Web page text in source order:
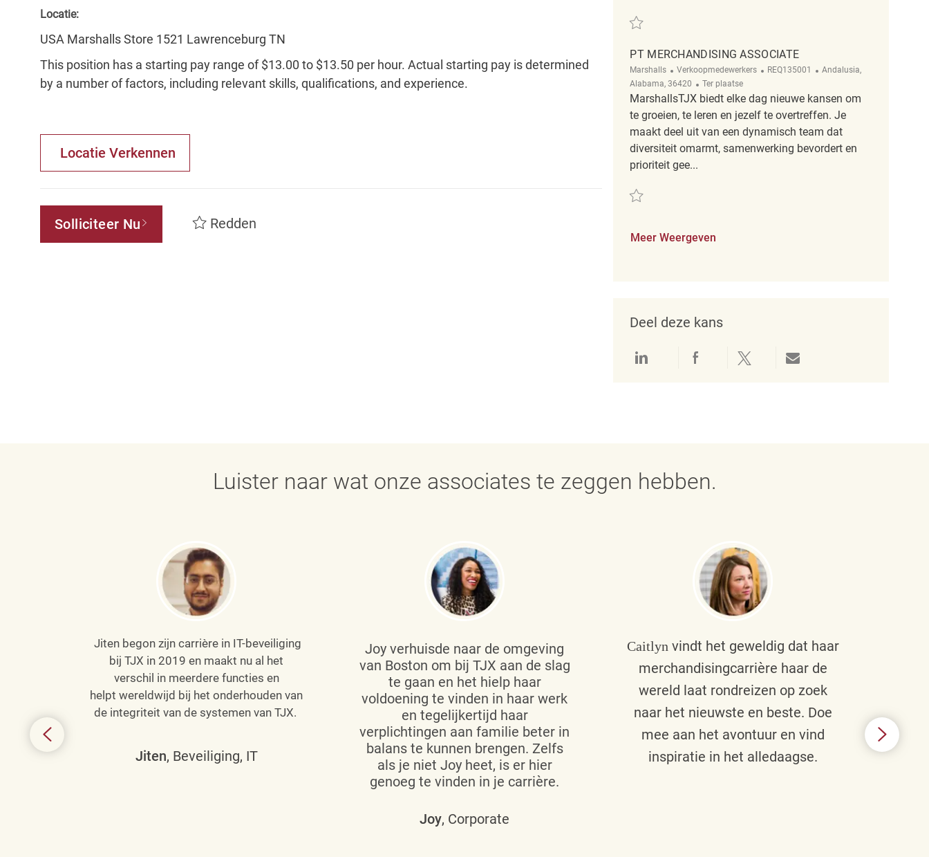
Locatie:
USA Marshalls Store 1521 Lawrenceburg TN
This position has a starting pay range of $13.00 to $13.50 per hour. Actual starting pay is determined
by a number of factors, including relevant skills, qualifications, and experience.
Locatie Verkennen
Solliciteer Nu Redden
Redden Overnight Merchandising Associate REQ142820
PT MERCHANDISING ASSOCIATE
Marshalls Categorie
Verkoopmedewerkers ReqId
REQ135001 Plaats
Andalusia,
Alabama, 36420
Afgelegen
Ter plaatse
MarshallsTJX biedt elke dag nieuwe kansen om
te groeien, te leren en jezelf te overtreffen. Je
maakt deel uit van een dynamisch team dat
diversiteit omarmt, samenwerking bevordert en
prioriteit gee...
Redden PT Merchandising Associate REQ135001
Meer Weergeven
Deel deze kans
Delen via LinkedInDelen via Facebook
Delen via twitterDelen via e-mail
Luister naar wat onze associates te zeggen hebben.
Jiten begon zijn carrière in IT-beveiliging
bij TJX in 2019 en maakt nu al het
verschil in meerdere functies en
helpt wereldwijd bij het onderhouden van
de integriteit van de systemen van TJX.
Jiten, Beveiliging, IT
Joy verhuisde naar de omgeving
van Boston om bij TJX aan de slag
te gaan en het hielp haar
voldoening te vinden in haar werk
en tegelijkertijd haar
verplichtingen aan familie beter in
balans te kunnen brengen. Zelfs
als je niet Joy heet, is er hier
genoeg te vinden in je carrière.
Joy, Corporate
Caitlyn vindt het geweldig dat haar
merchandisingcarrière haar de
wereld laat rondreizen op zoek
naar het nieuwste en beste. Doe
mee aan het avontuur en vind
inspiratie in het alledaagse.